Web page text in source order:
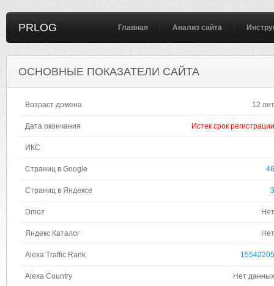
PRLOG Главная Анализ сайта
ОСНОВНЫЕ ПОКАЗАТЕЛИ САЙТА
Возраст домена 12 лет
Дата окончания Истек срок регистрации
ИКС
Страниц в Google 46
Страниц в Яндексе 3
Dmoz Нет
Яндекс Каталог Нет
Alexa Traffic Rank 15542205
Alexa Country Нет данных